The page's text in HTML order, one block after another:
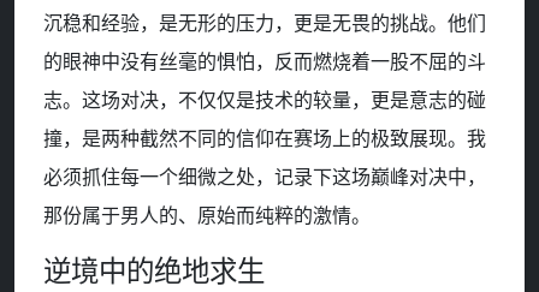
沉稳和经验，是无形的压力，更是无畏的挑战。他们
的眼神中没有丝毫的惧怕，反而燃烧着一股不屈的斗
志。这场对决，不仅仅是技术的较量，更是意志的碰
撞，是两种截然不同的信仰在赛场上的极致展现。我
必须抓住每一个细微之处，记录下这场巅峰对决中，
那份属于男人的、原始而纯粹的激情。
逆境中的绝地求生